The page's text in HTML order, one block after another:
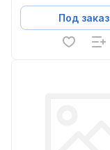
Под заказ